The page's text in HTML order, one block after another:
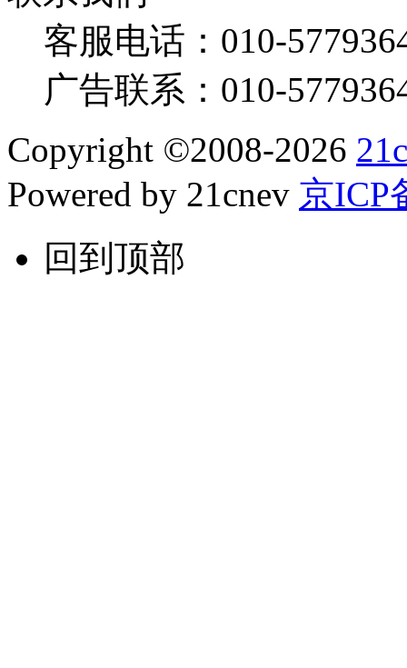
客服电话： 010-
广告联系： 010-
Copyright ©2008-2026
Powered by 21cnev 京ICP
回到顶部